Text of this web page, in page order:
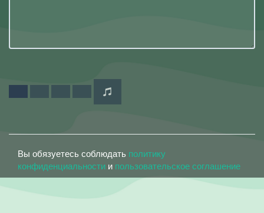
Вы обязуетесь соблюдать политику
конфиденциальности и пользовательское соглашение